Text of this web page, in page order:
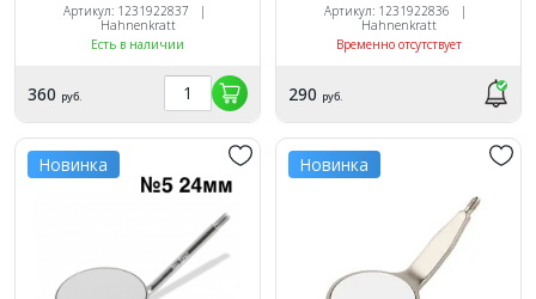
Артикул: 1231922837 |
Hahnenkratt
Есть в наличии
360 руб.
Артикул: 1231922836 |
Hahnenkratt
Временно отсутствует
290 руб.
Новинка Новинка